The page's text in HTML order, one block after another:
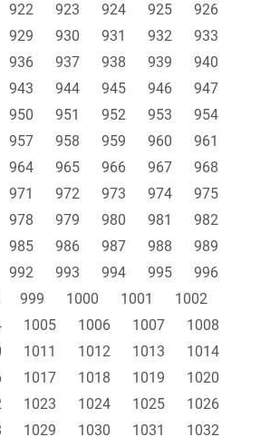
922 923 924 925
926
929 930 931 932
933
936 937 938 939
940
943 944 945 946
947
950 951 952 953
954
957 958 959 960
961
964 965 966 967
968
971 972 973 974
975
978 979 980 981
982
985 986 987 988
989
992 993 994 995
996
999 1000 1001
1002
1005 1006 1007
1008
1011 1012 1013
1014
1017 1018 1019
1020
1023 1024 1025
1026
1029 1030 1031
1032